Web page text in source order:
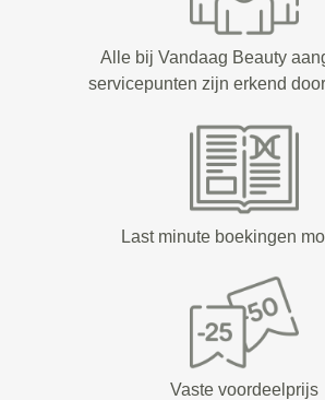
Alle bij Vandaag Beauty
servicepunten zijn erkend
Last minute boekingen
Vaste voordeelprijs